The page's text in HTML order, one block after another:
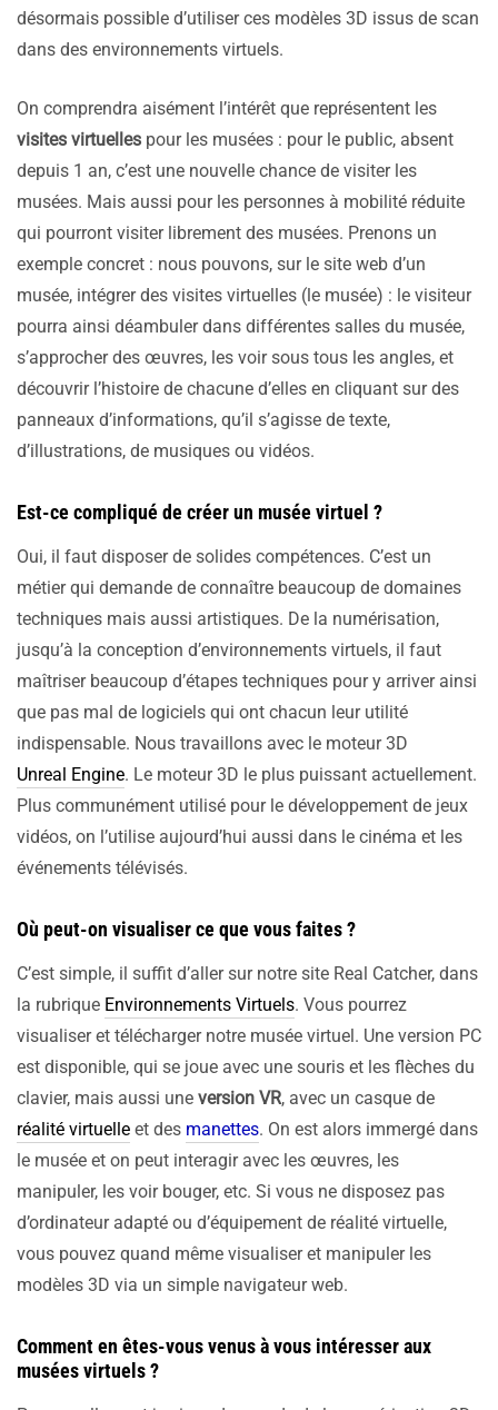
désormais possible d’utiliser ces modèles 3D issus de scan
dans des environnements virtuels.
On comprendra aisément l’intérêt que représentent les
visites virtuelles pour les musées : pour le public, absent
depuis 1 an, c’est une nouvelle chance de visiter les
musées. Mais aussi pour les personnes à mobilité réduite
qui pourront visiter librement des musées. Prenons un
exemple concret : nous pouvons, sur le site web d’un
musée, intégrer des visites virtuelles (le musée) : le visiteur
pourra ainsi déambuler dans différentes salles du musée,
s’approcher des œuvres, les voir sous tous les angles, et
découvrir l’histoire de chacune d’elles en cliquant sur des
panneaux d’informations, qu’il s’agisse de texte,
d’illustrations, de musiques ou vidéos.
Est-ce compliqué de créer un musée virtuel ?
Oui, il faut disposer de solides compétences. C’est un
métier qui demande de connaître beaucoup de domaines
techniques mais aussi artistiques. De la numérisation,
jusqu’à la conception d’environnements virtuels, il faut
maîtriser beaucoup d’étapes techniques pour y arriver ainsi
que pas mal de logiciels qui ont chacun leur utilité
indispensable. Nous travaillons avec le moteur 3D
Unreal Engine. Le moteur 3D le plus puissant actuellement.
Plus communément utilisé pour le développement de jeux
vidéos, on l’utilise aujourd’hui aussi dans le cinéma et les
événements télévisés.
Où peut-on visualiser ce que vous faites ?
C’est simple, il suffit d’aller sur notre site Real Catcher, dans
la rubrique Environnements Virtuels. Vous pourrez
visualiser et télécharger notre musée virtuel. Une version PC
est disponible, qui se joue avec une souris et les flèches du
clavier, mais aussi une version VR, avec un casque de
réalité virtuelle et des manettes. On est alors immergé dans
le musée et on peut interagir avec les œuvres, les
manipuler, les voir bouger, etc. Si vous ne disposez pas
d’ordinateur adapté ou d’équipement de réalité virtuelle,
vous pouvez quand même visualiser et manipuler les
modèles 3D via un simple navigateur web.
Comment en êtes-vous venus à vous intéresser aux
musées virtuels ?